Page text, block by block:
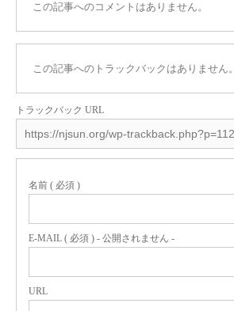
この記事へのコメントはありません。
この記事へのトラックバックはありません。
トラックバック URL
名前 ( 必須 )
E-MAIL ( 必須 ) - 公開されません -
URL